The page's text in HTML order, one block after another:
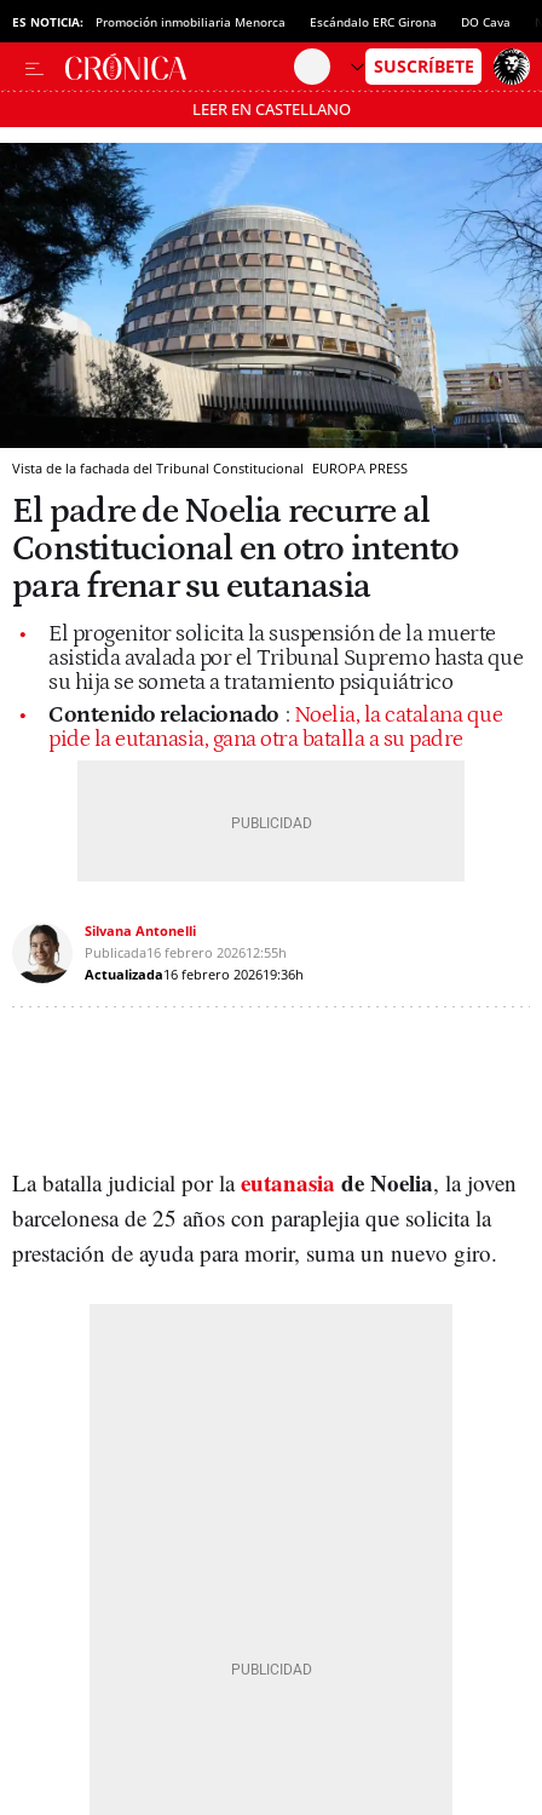
ES NOTICIA: Promoción inmobiliaria Menorca Escándalo ERC Girona DO Cava
LEER EN CASTELLANO
Pásate al MODO AHORRO
Vista de la fachada del Tribunal Constitucional EUROPA PRESS
El padre de Noelia recurre al
Constitucional en otro intento
para frenar su eutanasia
El progenitor solicita la suspensión de la muerte
asistida avalada por el Tribunal Supremo hasta que
su hija se someta a tratamiento psiquiátrico
Contenido relacionado : Noelia, la catalana que
pide la eutanasia, gana otra batalla a su padre
Silvana Antonelli
Publicada16 febrero 202612:55h
Actualizada16 febrero 202619:36h
La batalla judicial por laeutanasia de Noelia, la joven
barcelonesa de 25 años con paraplejia que solicita la
prestación de ayuda para morir, suma un nuevo giro.